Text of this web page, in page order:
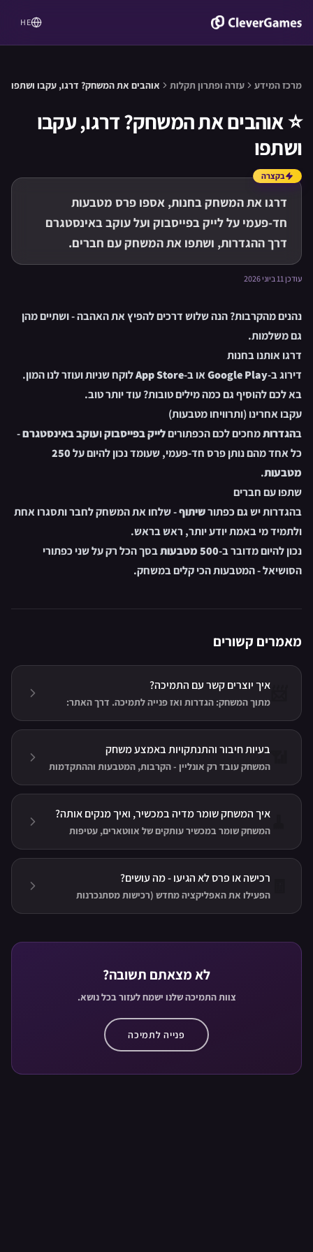
HE
מרכז המידע עזרה ופתרון תקלות אוהבים את המשחק? דרגו, עקבו ושתפו
⭐אוהבים את המשחק? דרגו, עקבו
ושתפו
בקצרה
דרגו את המשחק בחנות, אספו פרס מטבעות
חד-פעמי על לייק בפייסבוק ועל עוקב באינסטגרם
דרך ההגדרות, ושתפו את המשחק עם חברים.
עודכן 11 ביוני 2026
נהנים מהקרבות? הנה שלוש דרכים להפיץ את האהבה - ושתיים מהן
גם משלמות.
דרגו אותנו בחנות
דירוג ב-Google Playאו ב-App Storeלוקח שניות ועוזר לנו המון.
בא לכם להוסיף גם כמה מילים טובות? עוד יותר טוב.
עקבו אחרינו (ותרוויחו מטבעות)
בהגדרותמחכים לכם הכפתוריםלייק בפייסבוקועוקב באינסטגרם-
כל אחד מהם נותן פרס חד-פעמי, שעומד נכון להיום על250
מטבעות.
שתפו עם חברים
בהגדרות יש גם כפתורשיתוף- שלחו את המשחק לחבר ותסגרו אחת
ולתמיד מי באמת יודע יותר, ראש בראש.
נכון להיום מדובר ב-500 מטבעות
בסך הכל רק על שני כפתורי
הסושיאל - המטבעות הכי קלים במשחק.
מאמרים קשורים
איך יוצרים קשר עם התמיכה?
מתוך המשחק: הגדרות ואז פנייה לתמיכה. דרך האתר:
המשתמש שלכם - לחיצה עליו בהגדרות מעתיקה אותו.
בעיות חיבור והתנתקויות באמצע משחק
המשחק עובד רק אונליין - הקרבות, המטבעות וההתקדמות
מעבר בין Wi-Fi לרשת סלולרית או הפעלה מחדש של
האפליקציה.
איך המשחק שומר מדיה במכשיר, ואיך מנקים אותה?
המשחק שומר במכשיר עותקים של אווטארים, עטיפות
מהר. "ניקוי מדיה שהורדה" מוחק רק את העותקים המקומיים
— לא נתונים בשרת ולא צ׳אטים.
רכישה או פרס לא הגיעו - מה עושים?
הפעילו את האפליקציה מחדש (רכישות מסתנכרנות
לא מצאתם תשובה?
צוות התמיכה שלנו ישמח לעזור בכל נושא.
פנייה לתמיכה